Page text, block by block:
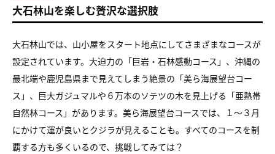
大石林山を楽しむ贅沢な選択肢
大石林山では、山小屋をスタート地点にしてさまざまなコースが
設定されています。大迫力の「巨岩・石林感動コース」、沖縄の
最北端や鹿児島県まで見えてしまう絶景の「美ら海展望台コー
ス」、巨大ガジュマルや６万本のソテツの木を見上げる「亜熱帯
自然林コース」があります。美ら海展望台コースでは、１〜３月
にかけて運が良いとクジラが見えることも。すべてのコースを制
覇する方も多くいるので、挑戦してみては？